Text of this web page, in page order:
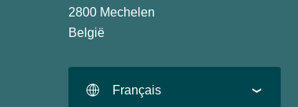
2800 Mechelen
België
Français